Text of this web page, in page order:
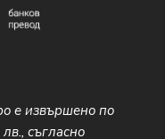
е извършено по
съгласно